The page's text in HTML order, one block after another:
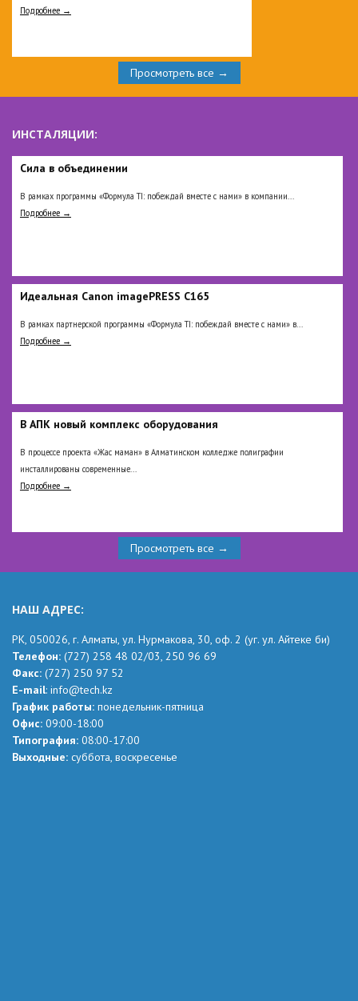
Подробнее →
Просмотреть все →
ИНСТАЛЯЦИИ:
Сила в объединении
В рамках программы «Формула TI: побеждай вместе с нами» в компании...
Подробнее →
Идеальная Сanon imagePRESS C165
В рамках партнерской программы «Формула TI: побеждай вместе с нами» в...
Подробнее →
В АПК новый комплекс оборудования
В процессе проекта «Жас маман» в Алматинском колледже полиграфии
инсталлированы современные...
Подробнее →
Просмотреть все →
НАШ АДРЕС:
РК, 050026, г. Алматы, ул. Нурмакова, 30, оф. 2 (уг. ул. Айтеке би)
Телефон: (727) 258 48 02/03, 250 96 69
Факс: (727) 250 97 52
Е-mail: info@tech.kz
График работы: понедельник-пятница
Офис: 09:00-18:00
Типография: 08:00-17:00
Выходные: суббота, воскресенье